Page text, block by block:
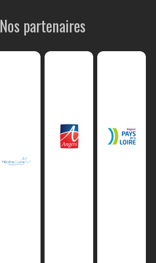
Nos partenaires